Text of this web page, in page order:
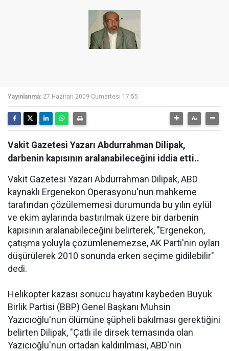
Yayınlanma: 27 Haziran 2009 Cumartesi 17:55
Vakit Gazetesi Yazarı Abdurrahman Dilipak,
darbenin kapısının aralanabileceğini iddia etti..
Vakit Gazetesi Yazarı Abdurrahman Dilipak, ABD
kaynaklı Ergenekon Operasyonu'nun mahkeme
tarafından çözülememesi durumunda bu yılın eylül
ve ekim aylarında bastırılmak üzere bir darbenin
kapısının aralanabileceğini belirterek, "Ergenekon,
çatışma yoluyla çözümlenemezse, AK Parti'nin oyları
düşürülerek 2010 sonunda erken seçime gidilebilir"
dedi.
Helikopter kazası sonucu hayatını kaybeden Büyük
Birlik Partisi (BBP) Genel Başkanı Muhsin
Yazıcıoğlu'nun ölümüne şüpheli bakılması gerektiğini
belirten Dilipak, "Çatlı ile dirsek temasında olan
Yazıcıoğlu'nun ortadan kaldırılması, ABD'nin